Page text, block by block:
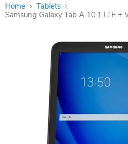
Home
Tablets
Samsung Galaxy Tab A 10.1 LTE +